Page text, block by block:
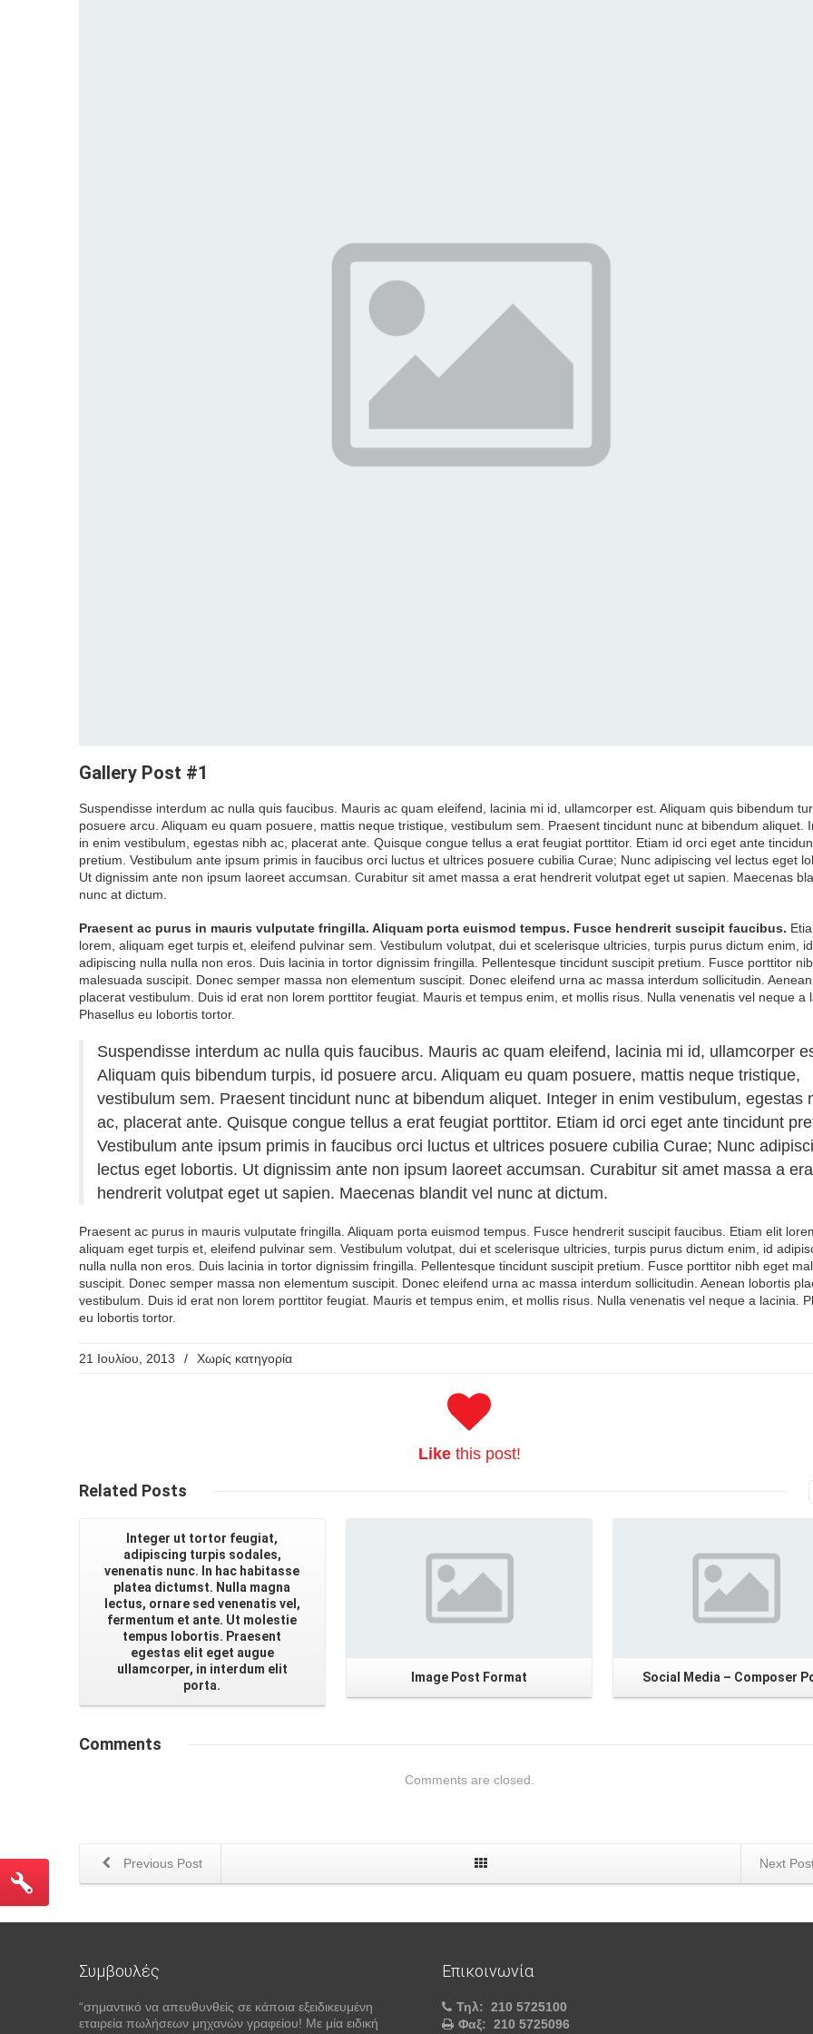
Gallery Post #1
Suspendisse interdum ac nulla quis faucibus. Mauris ac quam eleifend, lacinia mi id, ullamcorper est. Aliquam quis bibendum
posuere arcu. Aliquam eu quam posuere, mattis neque tristique, vestibulum sem. Praesent tincidunt nunc at bibendum aliquet.
in enim vestibulum, egestas nibh ac, placerat ante. Quisque congue tellus a erat feugiat porttitor. Etiam id orci eget ante
pretium. Vestibulum ante ipsum primis in faucibus orci luctus et ultrices posuere cubilia Curae; Nunc adipiscing vel lectus eget
Ut dignissim ante non ipsum laoreet accumsan. Curabitur sit amet massa a erat hendrerit volutpat eget ut sapien. Maecenas
nunc at dictum.
Praesent ac purus in mauris vulputate fringilla. Aliquam porta euismod tempus. Fusce hendrerit suscipit faucibus.
lorem, aliquam eget turpis et, eleifend pulvinar sem. Vestibulum volutpat, dui et scelerisque ultricies, turpis purus dictum enim, id
adipiscing nulla nulla non eros. Duis lacinia in tortor dignissim fringilla. Pellentesque tincidunt suscipit pretium. Fusce porttitor
malesuada suscipit. Donec semper massa non elementum suscipit. Donec eleifend urna ac massa interdum sollicitudin.
placerat vestibulum. Duis id erat non lorem porttitor feugiat. Mauris et tempus enim, et mollis risus. Nulla venenatis vel neque a
Phasellus eu lobortis tortor.
Suspendisse interdum ac nulla quis faucibus. Mauris ac quam eleifend, lacinia mi id, ullamcorper
Aliquam quis bibendum turpis, id posuere arcu. Aliquam eu quam posuere, mattis neque tristique,
vestibulum sem. Praesent tincidunt nunc at bibendum aliquet. Integer in enim vestibulum, egestas
ac, placerat ante. Quisque congue tellus a erat feugiat porttitor. Etiam id orci eget ante tincidunt
Vestibulum ante ipsum primis in faucibus orci luctus et ultrices posuere cubilia Curae; Nunc
lectus eget lobortis. Ut dignissim ante non ipsum laoreet accumsan. Curabitur sit amet massa a
hendrerit volutpat eget ut sapien. Maecenas blandit vel nunc at dictum.
Praesent ac purus in mauris vulputate fringilla. Aliquam porta euismod tempus. Fusce hendrerit suscipit faucibus. Etiam elit
aliquam eget turpis et, eleifend pulvinar sem. Vestibulum volutpat, dui et scelerisque ultricies, turpis purus dictum enim, id
nulla nulla non eros. Duis lacinia in tortor dignissim fringilla. Pellentesque tincidunt suscipit pretium. Fusce porttitor nibh eget
suscipit. Donec semper massa non elementum suscipit. Donec eleifend urna ac massa interdum sollicitudin. Aenean lobortis
vestibulum. Duis id erat non lorem porttitor feugiat. Mauris et tempus enim, et mollis risus. Nulla venenatis vel neque a lacinia.
eu lobortis tortor.
21 Ιουλίου, 2013 / Χωρίς κατηγορία
Likethis post!
Related Posts
Integer ut tortor feugiat,
adipiscing turpis sodales,
venenatis nunc. In hac habitasse
platea dictumst. Nulla magna
lectus, ornare sed venenatis vel,
fermentum et ante. Ut molestie
tempus lobortis. Praesent
egestas elit eget augue
ullamcorper, in interdum elit
porta.
Image Post Format Social Media – Composer
Comments
Comments are closed.
Next
Previous Post
Συμβουλές
“σημαντικό να απευθυνθείς σε κάποια εξειδικευμένη
εταιρεία πωλήσεων μηχανών γραφείου! Με μία ειδική
Επικοινωνία
Τηλ: 210 5725100
Φαξ: 210 5725096